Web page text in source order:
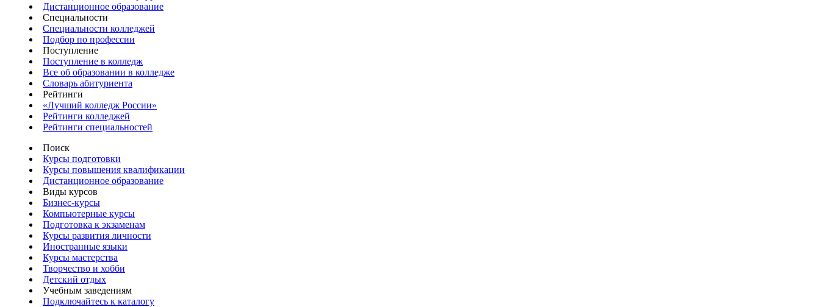
Дистанционное образование
Специальности
Специальности колледжей
Подбор по профессии
Поступление
Поступление в колледж
Все об образовании в колледже
Словарь абитуриента
Рейтинги
«Лучший колледж России»
Рейтинги колледжей
Рейтинги специальностей
Поиск
Курсы подготовки
Курсы повышения квалификации
Дистанционное образование
Виды курсов
Бизнес-курсы
Компьютерные курсы
Подготовка к экзаменам
Курсы развития личности
Иностранные языки
Курсы мастерства
Творчество и хобби
Детский отдых
Учебным заведениям
Подключайтесь к каталогу